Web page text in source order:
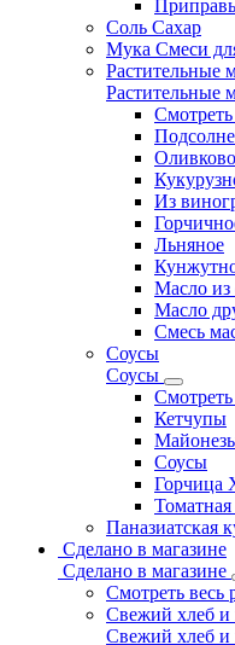
Соль Сахар
Мука Смеси
Растительные
Растительные
Смотреть
Из
Льняное
Масло из
Масло
Смесь
Соусы
Соусы
Смотреть
Кетчупы
Соусы
Горчица
Томатная
Паназиатская
Сделано в магазине
Сделано в магазине
Смотреть весь
Свежий хлеб и
Свежий хлеб и